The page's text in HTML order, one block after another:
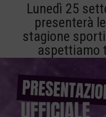
Lunedì 25
presenterà
stagione
aspettiamo